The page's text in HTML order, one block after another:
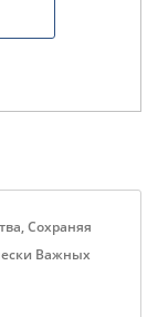
Сохраняя
Важных